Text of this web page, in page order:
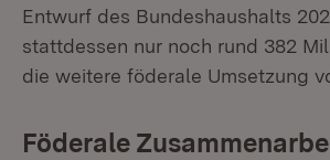
Entwurf des Bundeshaushalts
stattdessen nur noch rund 382
die weitere föderale Umsetzung
Föderale